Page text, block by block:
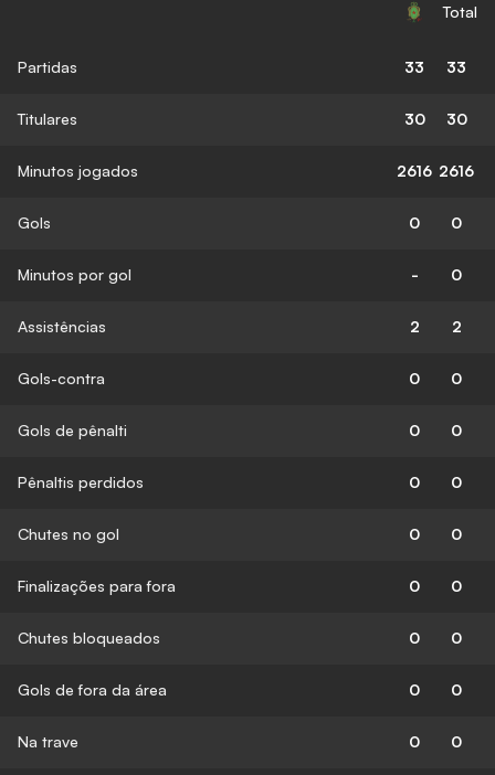
Total
Partidas 33 33
Titulares 30 30
Minutos jogados 2616 2616
Gols 0 0
Minutos por gol - 0
Assistências 2 2
Gols-contra 0 0
Gols de pênalti 0 0
Pênaltis perdidos 0 0
Chutes no gol 0 0
Finalizações para fora 0 0
Chutes bloqueados 0 0
Gols de fora da área 0 0
Na trave 0 0